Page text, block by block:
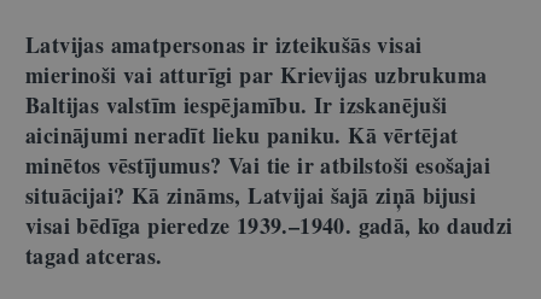
Latvijas amatpersonas ir izteikušās visai
mierinoši vai atturīgi par Krievijas uzbrukuma
Baltijas valstīm iespējamību. Ir izskanējuši
aicinājumi neradīt lieku paniku. Kā vērtējat
minētos vēstījumus? Vai tie ir atbilstoši esošajai
situācijai? Kā zināms, Latvijai šajā ziņā bijusi
visai bēdīga pieredze 1939.–1940. gadā, ko daudzi
tagad atceras.